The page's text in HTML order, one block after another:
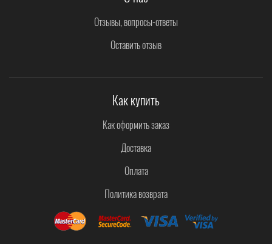
Отзывы, вопросы-ответы
Оставить отзыв
Как купить
Как оформить заказ
Доставка
Оплата
Политика возврата